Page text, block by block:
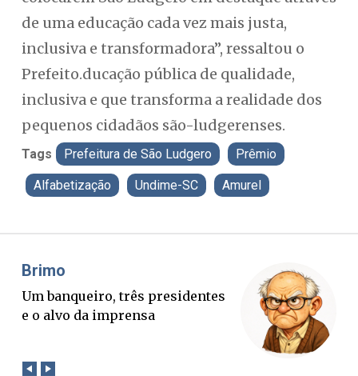
de uma educação cada vez mais justa,
inclusiva e transformadora”, ressaltou o
Prefeito.ducação pública de qualidade,
inclusiva e que transforma a realidade dos
pequenos cidadãos são-ludgerenses.
Tags Prefeitura de São Ludgero Prêmio
Alfabetização Undime-SC Amurel
Misael Elias
O Boato corre mais rápido que a
verdade. Mas quem paga a